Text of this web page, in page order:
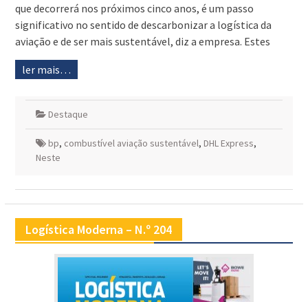
que decorrerá nos próximos cinco anos, é um passo
significativo no sentido de descarbonizar a logística da
aviação e de ser mais sustentável, diz a empresa. Estes
ler mais…
Destaque
bp, combustível aviação sustentável, DHL Express,
Neste
Logística Moderna – N.º 204